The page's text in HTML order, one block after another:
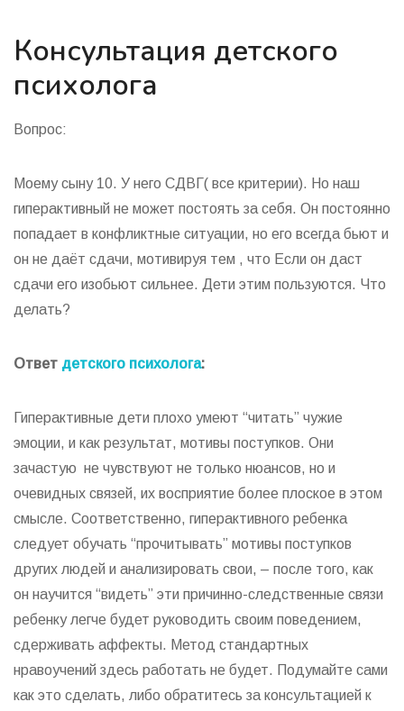
Консультация детского
психолога
Вопрос:
Моему сыну 10. У него СДВГ( все критерии). Но наш
гиперактивный не может постоять за себя. Он постоянно
попадает в конфликтные ситуации, но его всегда бьют и
он не даёт сдачи, мотивируя тем , что Если он даст
сдачи его изобьют сильнее. Дети этим пользуются. Что
делать?
Ответ детского психолога:
Гиперактивные дети плохо умеют “читать” чужие
эмоции, и как результат, мотивы поступков. Они
зачастую не чувствуют не только нюансов, но и
очевидных связей, их восприятие более плоское в этом
смысле. Соответственно, гиперактивного ребенка
следует обучать “прочитывать” мотивы поступков
других людей и анализировать свои, – после того, как
он научится “видеть” эти причинно-следственные связи
ребенку легче будет руководить своим поведением,
сдерживать аффекты. Метод стандартных
нравоучений здесь работать не будет. Подумайте сами
как это сделать, либо обратитесь за консультацией к